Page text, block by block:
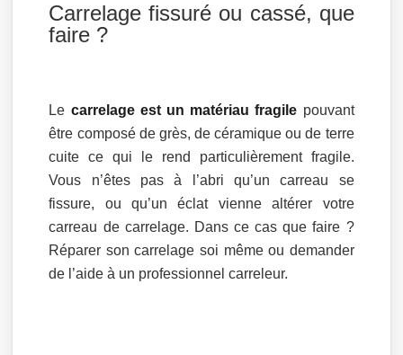
Carrelage fissuré ou cassé, que
faire ?
Le carrelage est un matériau fragile pouvant
être composé de grès, de céramique ou de terre
cuite ce qui le rend particulièrement fragile.
Vous n’êtes pas à l’abri qu’un carreau se
fissure, ou qu’un éclat vienne altérer votre
carreau de carrelage. Dans ce cas que faire ?
Réparer son carrelage soi même ou demander
de l’aide à un professionnel carreleur.